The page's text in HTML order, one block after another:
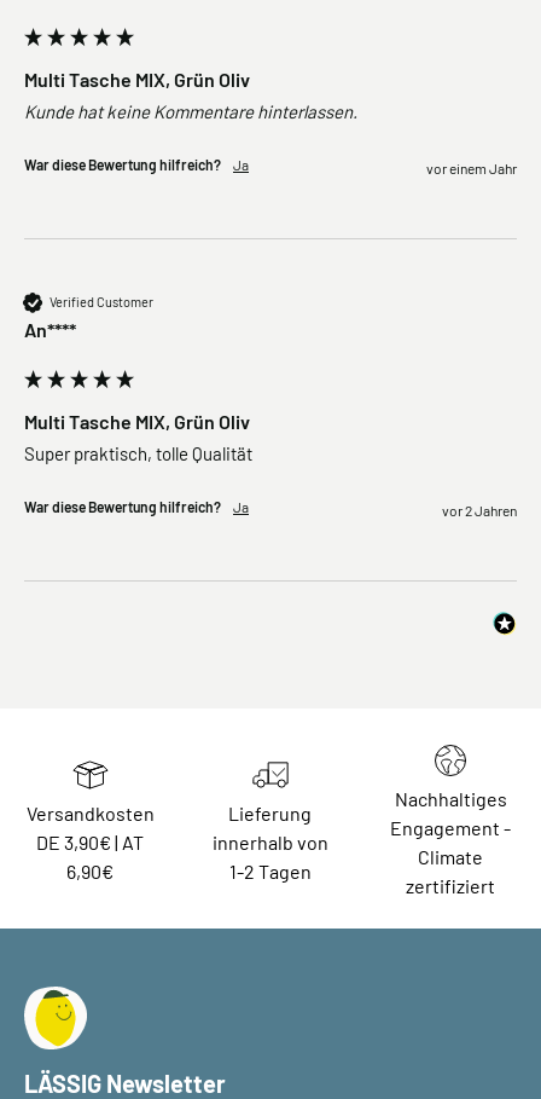
Multi Tasche MIX, Grün Oliv
Kunde hat keine Kommentare hinterlassen.
War diese Bewertung hilfreich? Ja vor einem Jahr
Verified Customer
An****
Multi Tasche MIX, Grün Oliv
Super praktisch, tolle Qualität
War diese Bewertung hilfreich? Ja vor 2 Jahren
Versandkosten
DE 3,90€ | AT
6,90€
Lieferung
innerhalb von
1-2 Tagen
Nachhaltiges
Engagement -
Climate
zertifiziert
LÄSSIG Newsletter